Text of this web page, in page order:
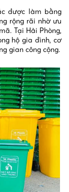
được làm bằng
rộng rãi nhờ ưu
Tại Hải Phòng,
hộ gia đình, cơ
gian công cộng.